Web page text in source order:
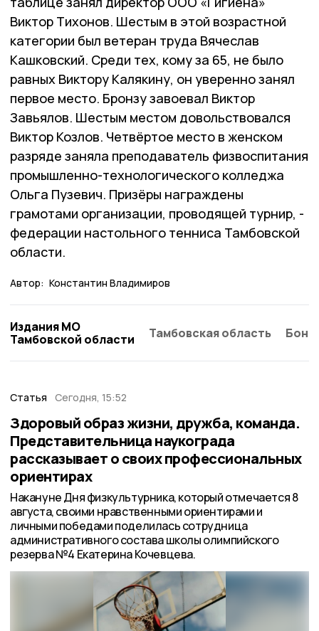
Виктор Тихонов. Шестым в этой возрастной
категории был ветеран труда Вячеслав
Кашковский. Среди тех, кому за 65, не было
равных Виктору Калякину, он уверенно занял
первое место. Бронзу завоевал Виктор
Завьялов. Шестым местом довольствовался
Виктор Козлов. Четвёртое место в женском
разряде заняла преподаватель физвоспитания
промышленно-технологического колледжа
Ольга Пузевич. Призёры награждены
грамотами организации, проводящей турнир, -
федерации настольного тенниса Тамбовской
области.
Автор: Константин Владимиров
Издания МО
Тамбовской области
Тамбовская область
Статья Сегодня, 15:52
Здоровый образ жизни, дружба, команда.
Представительница наукограда
рассказывает о своих профессиональных
ориентирах
Накануне Дня физкультурника, который отмечается 8
августа, своими нравственными ориентирами и
личными победами поделилась сотрудница
административного состава школы олимпийского
резерва №4 Екатерина Кочевцева.